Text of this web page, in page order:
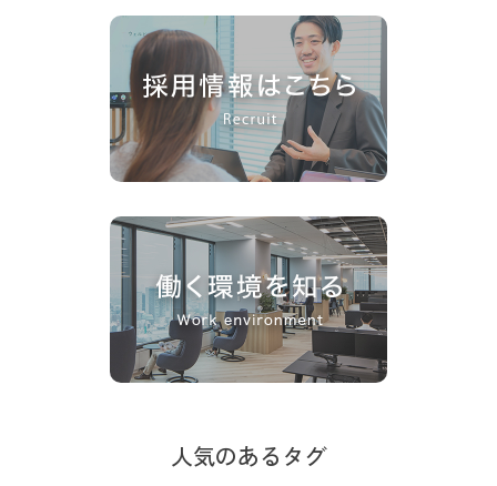
人気のあるタグ